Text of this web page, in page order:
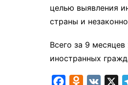
целью выявления
страны и
Всего за 9
иностранных